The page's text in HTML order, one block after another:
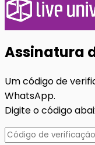
Assinatura
Um código de
WhatsApp.
Digite o código